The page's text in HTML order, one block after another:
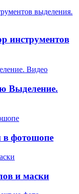
инструментов
Выделение.
в фотошопе
и маски